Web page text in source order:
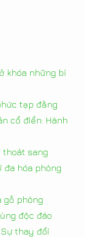
khóa những bí
tạp đằng
cổ điển: Hành
thoát sang
đa hóa phòng
gỗ phòng
độc đáo
thay đổi